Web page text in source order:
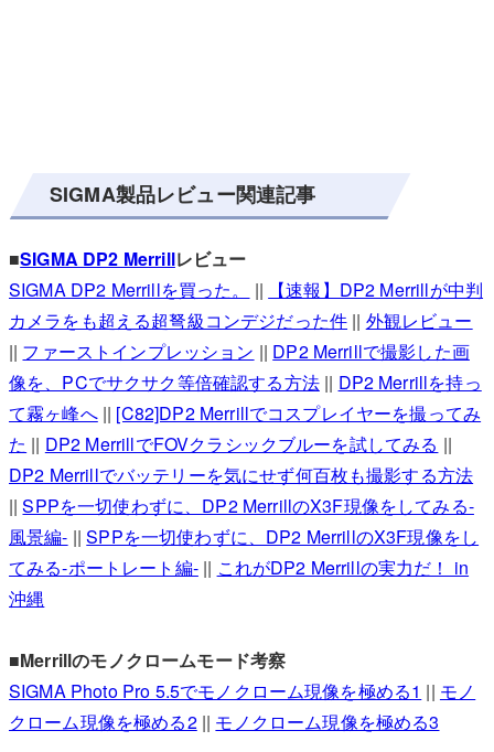
SIGMA製品レビュー関連記事
■SIGMA DP2 Merrillレビュー
SIGMA DP2 Merrillを買った。
||
【速報】DP2 Merrillが中判
カメラをも超える超弩級コンデジだった件 || 外観レビュー
|| ファーストインプレッション || DP2 Merrillで撮影した画
像を、PCでサクサク等倍確認する方法|| DP2 Merrillを持っ
て霧ヶ峰へ|| [C82]DP2 Merrillでコスプレイヤーを撮ってみ
た || DP2 MerrillでFOVクラシックブルーを試してみる ||
DP2 Merrillでバッテリーを気にせず何百枚も撮影する方法
||SPPを一切使わずに、DP2 MerrillのX3F現像をしてみる-
風景編- ||SPPを一切使わずに、DP2 MerrillのX3F現像をし
てみる-ポートレート編-|| これがDP2 Merrillの実力だ！ in
沖縄
■Merrillのモノクロームモード考察
SIGMA Photo Pro 5.5でモノクローム現像を極める1 || モノ
クローム現像を極める2|| モノクローム現像を極める3